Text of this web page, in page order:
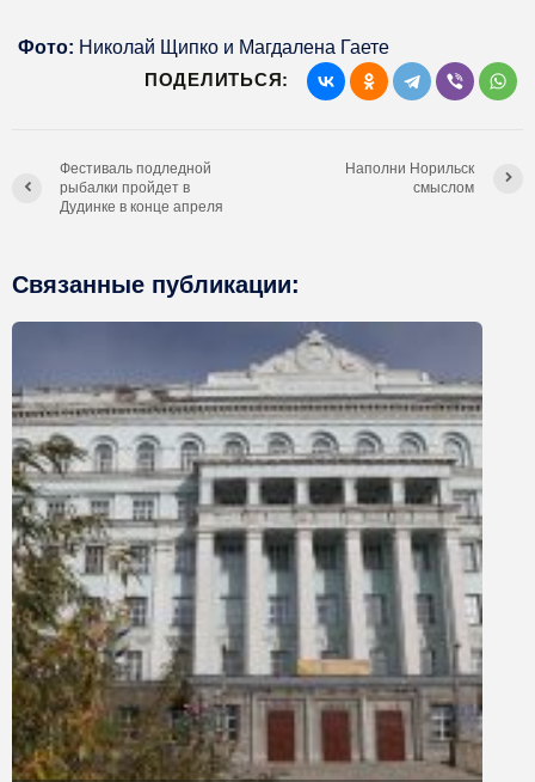
Фото: Николай Щипко и Магдалена Гаете
ПОДЕЛИТЬСЯ:
Фестиваль подледной
рыбалки пройдет в
Дудинке в конце апреля
Наполни Норильск
смыслом
Связанные публикации: